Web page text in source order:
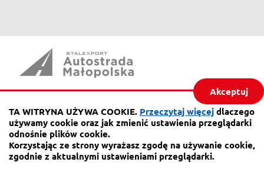
TA WITRYNA UŻYWA COOKIE. Przeczytaj więcej dlaczego
używamy cookie oraz jak zmienić ustawienia przeglądarki
odnośnie plików cookie.
Korzystając ze strony wyrażasz zgodę na używanie cookie,
zgodnie z aktualnymi ustawieniami przeglądarki.
Akceptuj
41-404 Mysłowice
phone: 32 76 27 555
fax 32 76 27 556
e-mail: a4@autostrada-a4.com.pl